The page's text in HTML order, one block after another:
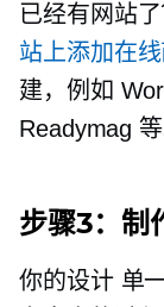
已经有网站
站上添加在
建，例如
Readymag 等
步骤3：制
你的设计 单